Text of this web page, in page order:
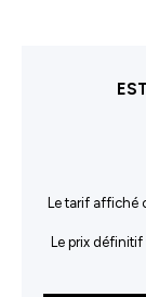
Le tarif affiché
Le prix